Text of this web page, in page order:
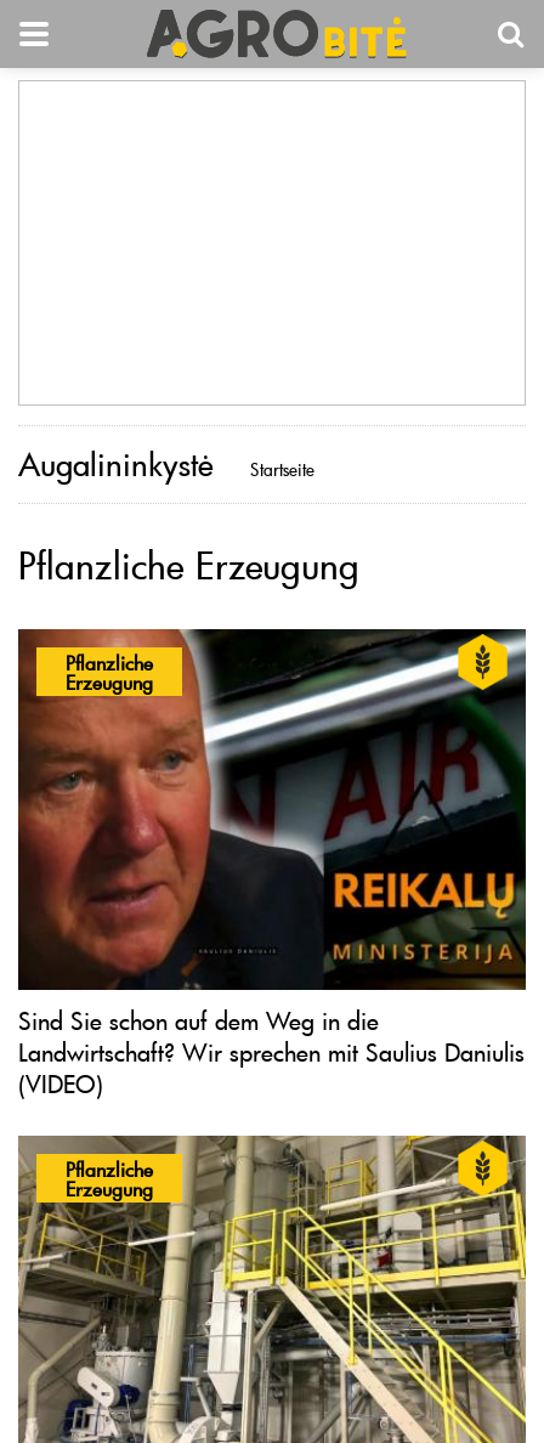
Augalininkystė Startseite
Pflanzliche Erzeugung
Pflanzliche
Erzeugung
Sind Sie schon auf dem Weg in die
Landwirtschaft? Wir sprechen mit Saulius Daniulis
(VIDEO)
Pflanzliche
Erzeugung